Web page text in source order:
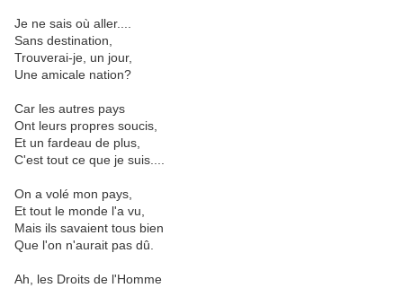
Je ne sais où aller....
Sans destination,
Trouverai-je, un jour,
Une amicale nation?
Car les autres pays
Ont leurs propres soucis,
Et un fardeau de plus,
C'est tout ce que je suis....
On a volé mon pays,
Et tout le monde l'a vu,
Mais ils savaient tous bien
Que l'on n'aurait pas dû.
Ah, les Droits de l'Homme